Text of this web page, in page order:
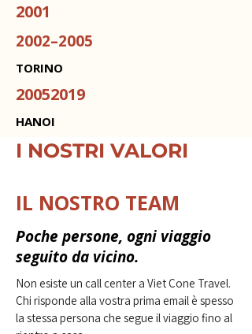
2001
2002–2005
TORINO
20052019
HANOI
I NOSTRI VALORI
IL NOSTRO TEAM
Poche persone, ogni viaggio
seguito da vicino.
Non esiste un call center a Viet Cone Travel.
Chi risponde alla vostra prima email è spesso
la stessa persona che segue il viaggio fino al